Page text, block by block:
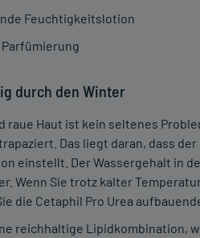
Feuchtigkeitslotion
durch den Winter
raue Haut ist kein seltenes
Das liegt daran, dass
einstellt. Der Wassergehalt in
Wenn Sie trotz kalter
die Cetaphil Pro Urea
reichhaltige Lipidkombination,